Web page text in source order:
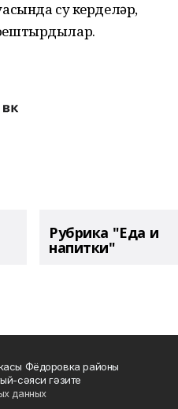
су керделәр,
Рубрика "Еда и
напитки"
Фёдоровка районы
сәяси гәзите
данных